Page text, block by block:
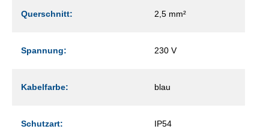
Querschnitt: 2,5 mm²
Spannung: 230 V
Kabelfarbe: blau
Schutzart: IP54